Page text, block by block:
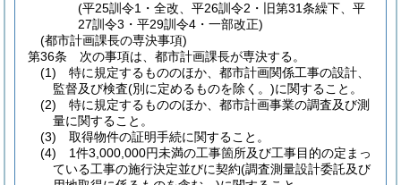
(平25訓令1・全改、平26訓令2・旧第31条繰下、平
27訓令3・平29訓令4・一部改正)
(都市計画課長の専決事項)
第36条
次の事項は、都市計画課長が専決する。
(1)
特に規定するもののほか、都市計画関係工事の設計、
監督及び検査(別に定めるものを除く。)に関すること。
(2)
特に規定するもののほか、都市計画事業の調査及び測
量に関すること。
(3)
取得物件の証明手続に関すること。
(4)
1件3,000,000円未満の工事箇所及び工事目的の定まっ
ている工事の施行決定並びに契約(調査測量設計委託及び